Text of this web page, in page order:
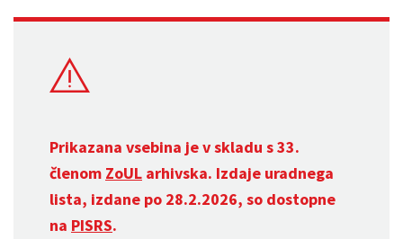
Prikazana vsebina je v skladu s 33.
členom ZoUL arhivska. Izdaje uradnega
lista, izdane po 28.2.2026, so dostopne
na PISRS.